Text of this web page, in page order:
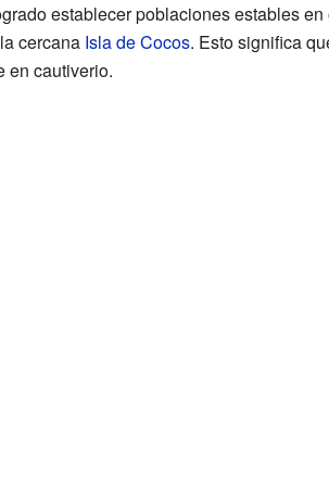
establecer poblaciones estables en
cercana Isla de Cocos. Esto significa
en cautiverio.